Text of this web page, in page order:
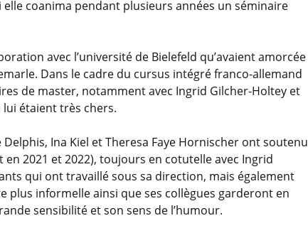
coanima pendant plusieurs années un séminaire
avec l’université de Bielefeld qu’avaient amorcée
Dans le cadre du cursus intégré franco-allemand
de master, notamment avec Ingrid Gilcher-Holtey et
étaient très chers.
Ina Kiel et Theresa Faye Hornischer ont soutenu
2021 et 2022), toujours en cotutelle avec Ingrid
qui ont travaillé sous sa direction, mais également
plus informelle ainsi que ses collègues garderont en
sensibilité et son sens de l’humour.